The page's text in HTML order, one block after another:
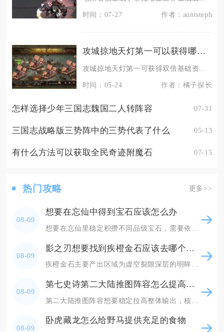
时间：07-27 作者：auntsteph
攻城掠地天灯第一可以获得哪些奖励
时间：05-24 作者：橘子探长
怎样选择少年三国志魏国二人转阵容 07-31
三国志战略版三势阵中的三势代表了什么 05-13
有什么方法可以获取全民奇迹附魔石 07-15
热门攻略 更多>>
08-09
想要在忘仙中得到宝石应该怎么办
08-09
影之刃想要找到疾橙金石应该去哪个章节或区域
疾橙金石主要产出区域为虚空裂隙深层的明眸皓齿之境、幻紫欲望之境两个副本，其次里武林镜像魔境
08-09
第七史诗第二大陆推图阵容怎么提高输出
08-09
卧虎藏龙怎么给野马提供充足的食物